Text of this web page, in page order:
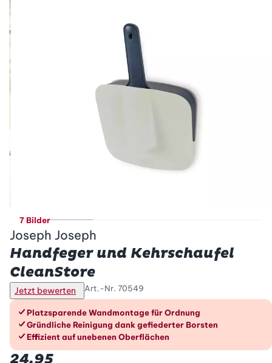
7 Bilder
Joseph Joseph
Handfeger und Kehrschaufel
CleanStore
Jetzt bewerten Art.-Nr. 70549
Die Vorteile im Überblick
Platzsparende Wandmontage für Ordnung
Gründliche Reinigung dank gefiederter Borsten
Effizient auf unebenen Oberflächen
24.95